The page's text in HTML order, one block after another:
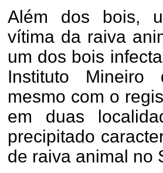
Além dos bois,
vítima da raiva
um dos bois
Instituto Mineiro
mesmo com o
em duas
precipitado
de raiva animal no